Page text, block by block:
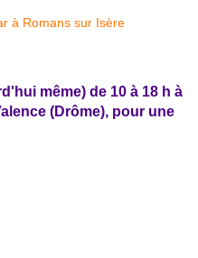
même) de 10 à 18 h à
(Drôme), pour une